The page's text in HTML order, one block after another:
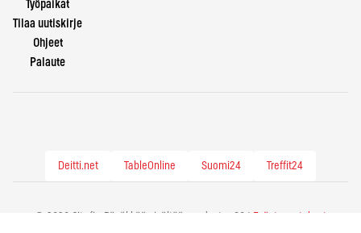
Työpaikat
Tilaa uutiskirje
Ohjeet
Palaute
Deitti.net TableOnline Suomi24 Treffit24